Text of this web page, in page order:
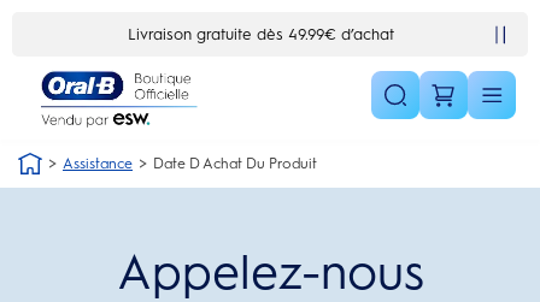
Livraison gratuite dès 49.99€ d’achat
Assistance Date D Achat Du Produit
Appelez-nous